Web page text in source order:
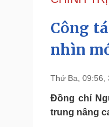
Tổ chức nhân
Quốc hội
Nhận diện sự
Pháp luật
Tin nóng
Công
nhìn
Thứ Ba, 09:56,
Đồng chí
trung nâng